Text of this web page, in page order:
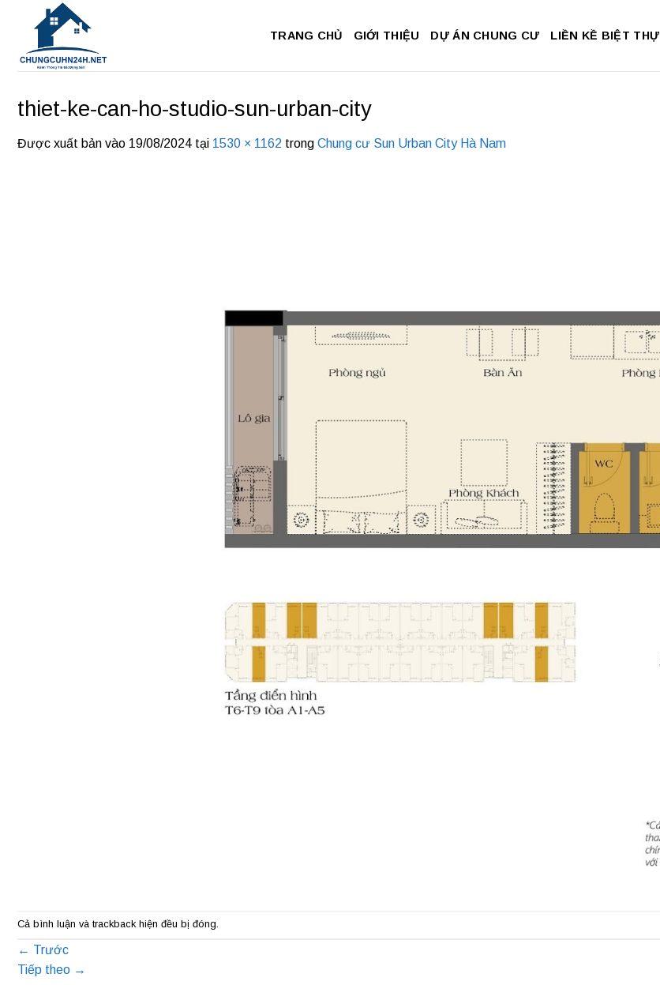
dung
TRANG CHỦ GIỚI THIỆU DỰ ÁN CHUNG CƯ LIỀN KỀ BIỆT THỰ
thiet-ke-can-ho-studio-sun-urban-city
Được xuất bản vào 19/08/2024 tại 1530 × 1162 trong Chung cư Sun Urban City Hà Nam
Cả bình luận và trackback hiện đều bị đóng.
← Trước
Tiếp theo →